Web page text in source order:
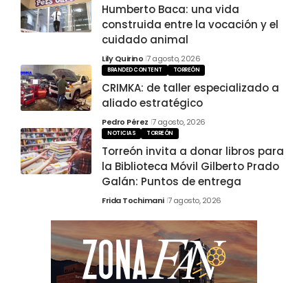
Humberto Baca: una vida
construida entre la vocación y el
cuidado animal
Lily Quirino 7 agosto, 2026
BRANDED CONTENT TORREÓN
CRIMKA: de taller especializado a
aliado estratégico
Pedro Pérez 7 agosto, 2026
NOTICIAS TORREÓN
Torreón invita a donar libros para
la Biblioteca Móvil Gilberto Prado
Galán: Puntos de entrega
Frida Tochimani 7 agosto, 2026